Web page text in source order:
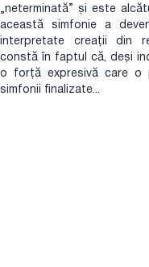
„neterminată” și este
această simfonie a
interpretate creații din
constă în faptul că, deși
o forță expresivă care o
simfonii finalizate...